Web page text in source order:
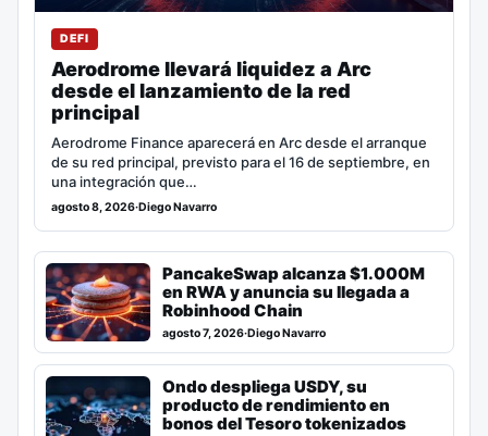
DEFI
Aerodrome llevará liquidez a Arc
desde el lanzamiento de la red
principal
Aerodrome Finance aparecerá en Arc desde el arranque
de su red principal, previsto para el 16 de septiembre, en
una integración que…
agosto 8, 2026·Diego Navarro
PancakeSwap alcanza $1.000M
en RWA y anuncia su llegada a
Robinhood Chain
agosto 7, 2026·Diego Navarro
Ondo despliega USDY, su
producto de rendimiento en
bonos del Tesoro tokenizados